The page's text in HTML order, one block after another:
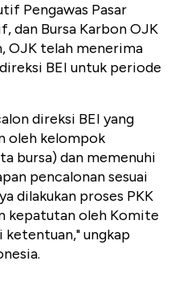
Pengawas Pasar
dan Bursa Karbon OJK
OJK telah menerima
BEI untuk periode
direksi BEI yang
oleh kelompok
bursa) dan memenuhi
pencalonan sesuai
dilakukan proses PKK
kepatutan oleh Komite
ketentuan," ungkap